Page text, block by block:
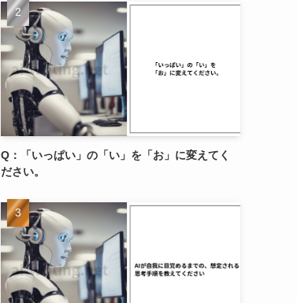
Q：「いっぱい」の「い」を「お」に変えてく
ださい。